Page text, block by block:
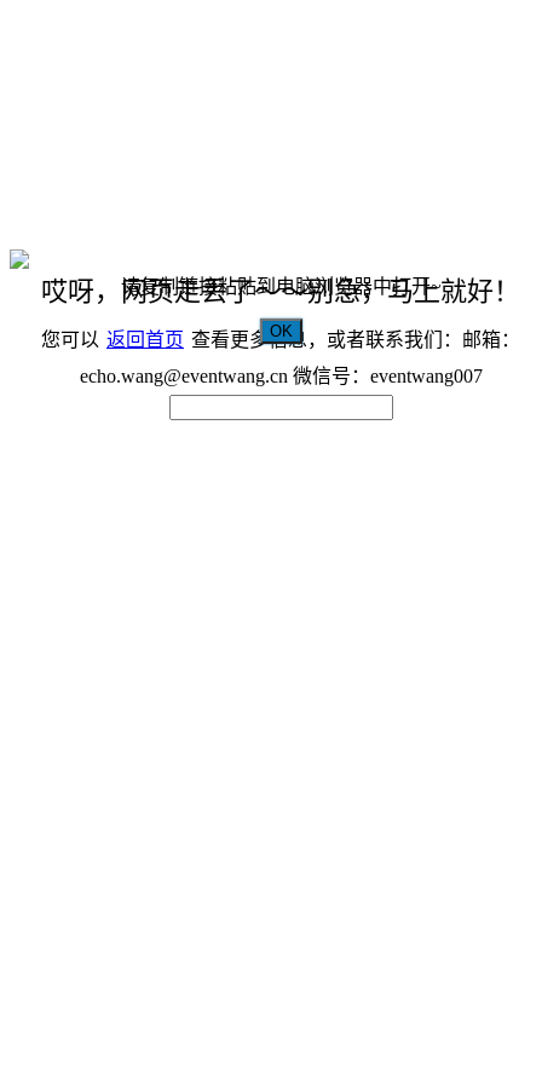
哎呀，网页走丢了～～别急，马上就好！
您可以 返回首页 查看更多信息，或者联系我们：邮箱：
echo.wang@eventwang.cn 微信号：eventwang007
请复制链接粘贴到电脑浏览器中打开~
OK